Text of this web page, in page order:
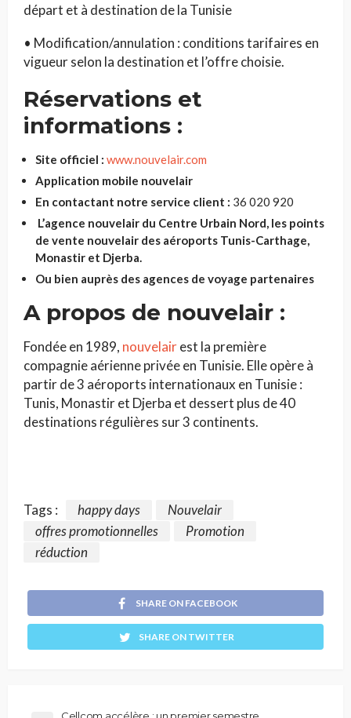
départ et à destination de la Tunisie
• Modification/annulation : conditions tarifaires en
vigueur selon la destination et l’offre choisie.
Réservations et
informations :
Site officiel : www.nouvelair.com
Application mobile nouvelair
En contactant notre service client : 36 020 920
L’agence nouvelair du Centre Urbain Nord, les points
de vente nouvelair des aéroports Tunis-Carthage,
Monastir et Djerba.
Ou bien auprès des agences de voyage partenaires
A propos de nouvelair :
Fondée en 1989, nouvelairest la première
compagnie aérienne privée en Tunisie. Elle opère à
partir de 3 aéroports internationaux en Tunisie :
Tunis, Monastir et Djerba et dessert plus de 40
destinations régulières sur 3 continents.
Tags : happy days
Nouvelair
offres promotionnelles
Promotion
réduction
SHARE ON FACEBOOK
SHARE ON TWITTER
Cellcom accélère : un premier semestre